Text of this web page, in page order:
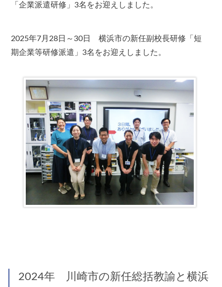
「企業派遣研修」3名をお迎えしました。
2025年7月28日～30日 横浜市の新任副校長研修「短
期企業等研修派遣」3名をお迎えしました。
2024年 川崎市の新任総括教諭と横浜